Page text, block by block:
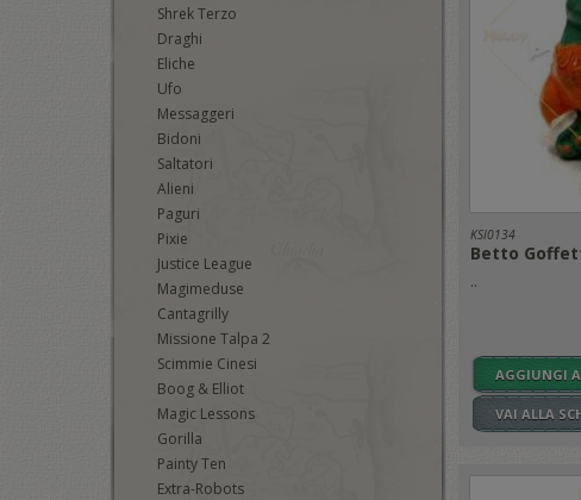
Shrek Terzo
Draghi
Eliche
Ufo
Messaggeri
Bidoni
Saltatori
Alieni
Paguri
Pixie
Justice League
Magimeduse
Cantagrilly
Missione Talpa 2
Scimmie Cinesi
Boog & Elliot
Magic Lessons
Gorilla
Painty Ten
Extra-Robots
KSI0134
Betto
..
AGGIUNGI
VAI ALLA